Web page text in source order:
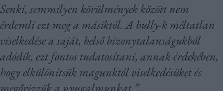
Senki, semmilyen körülmények között nem
érdemli ezt meg a másiktól. A bully-k méltatlan
viselkedése a saját, belső bizonytalanságukból
adódik, ezt fontos tudatosítani, annak érdekében,
hogy elkülönítsük magunktól viselkedésüket és
megőrizzük a nyugalmunkat.”